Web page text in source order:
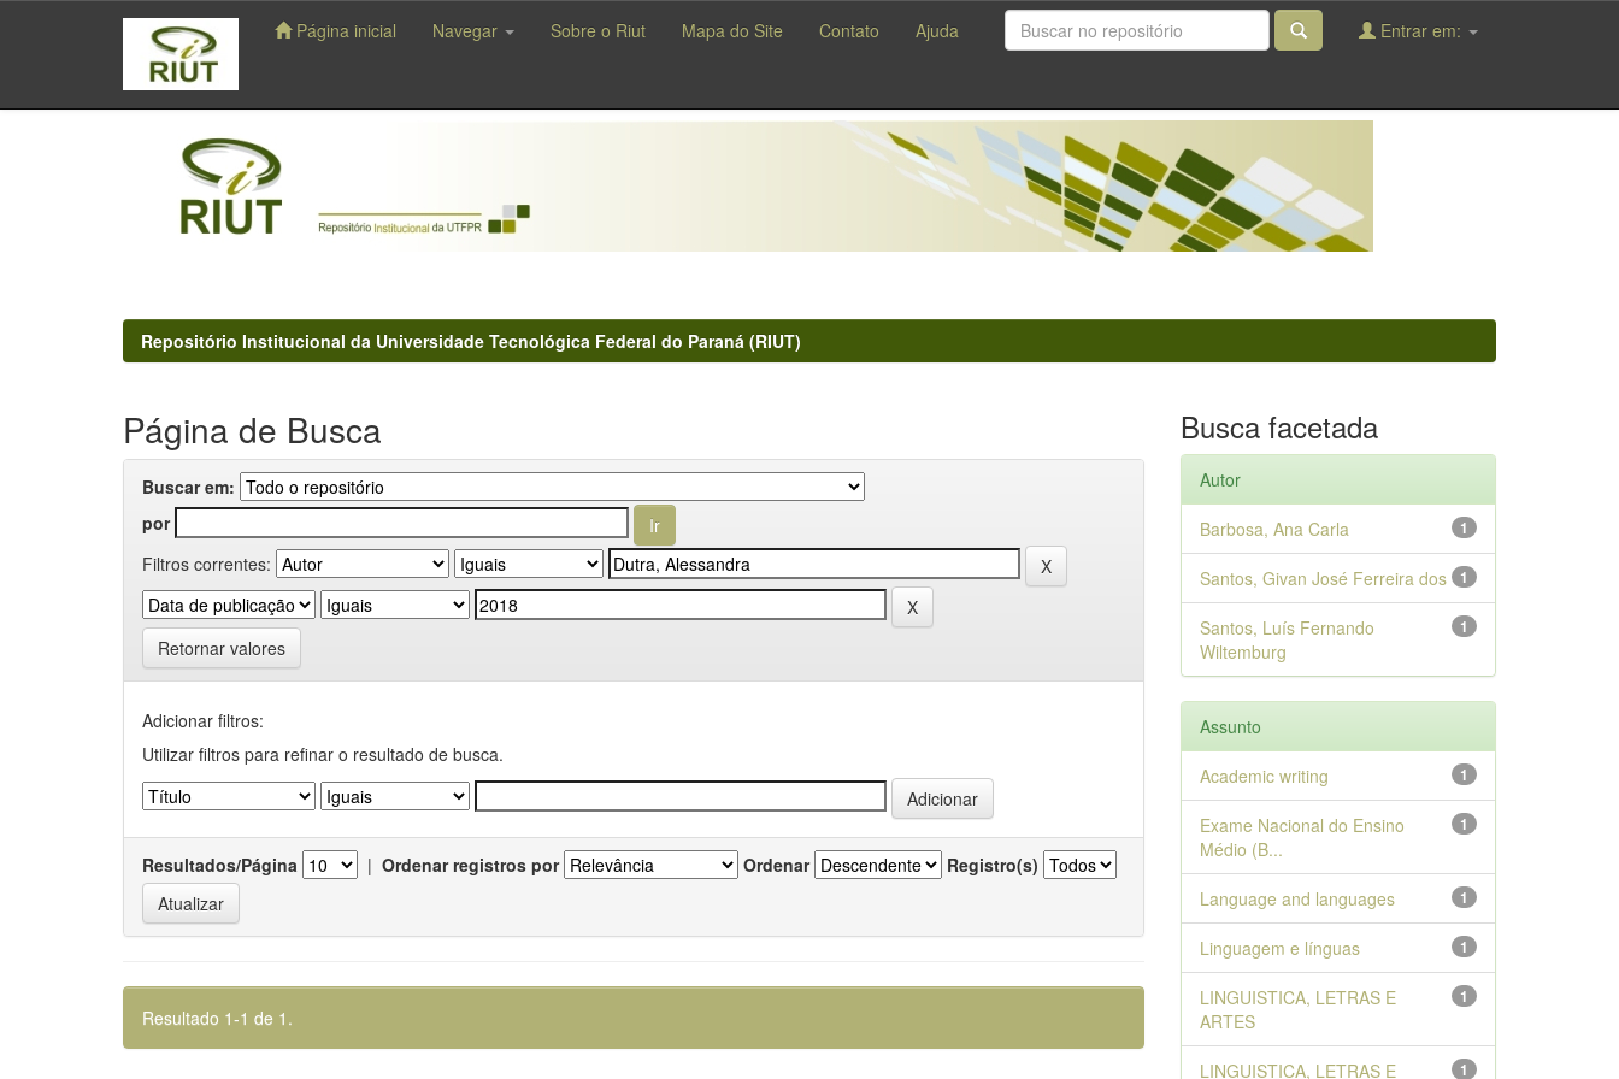
navigation
Página inicial Navegar Sobre o Riut Mapa do Site Contato Ajuda Entrar em:
Repositório Institucional da Universidade Tecnológica Federal do Paraná (RIUT)
Página de Busca
Buscar em:
por
Filtros correntes:
Retornar valores
Adicionar filtros:
Utilizar filtros para refinar o resultado de busca.
Resultados/Página | Ordenar registros por Ordenar Registro(s)
Resultado 1-1 de 1.
Busca facetada
Autor
1
Barbosa, Ana Carla
1
Santos, Givan José Ferreira dos
1
Santos, Luís Fernando
Wiltemburg
Assunto
1
Academic writing
1
Exame Nacional do Ensino
Médio (B...
1
Language and languages
1
Linguagem e línguas
1
LINGUISTICA, LETRAS E
ARTES
1
LINGUISTICA, LETRAS E